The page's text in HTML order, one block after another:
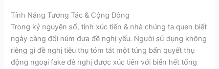
Tính Năng Tương Tác & Cộng Đồng
Trong kỷ nguyên số, tính xúc tiến & nhà chúng ta quen biết
ngày càng đổi núm đưa đề nghị yếu. Người sử dụng không
riêng gì đề nghị tiêu thụ tóm tắt một túng bấn quyết thụ
động ngoại fake đề nghị được xúc tiến với biển hết tổng